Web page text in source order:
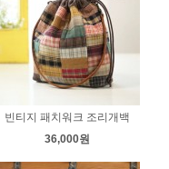
빈티지 패치워크 조리개백
36,000원